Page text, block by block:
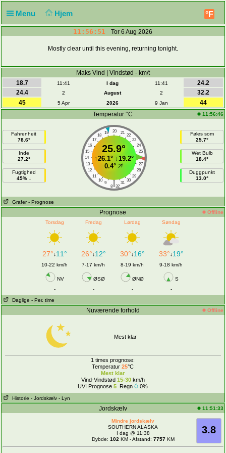
Menu Hjem °F
11:56:51 Tor 6 Aug 2026
Mostly clear until this evening, returning tonight.
Maks Vind | Vindstød - km/t
18.7
11:41 I dag 11:41
24.2
24.4
2 August 2
32.2
45
5 Apr 2026 9 Jan
44
Temperatur °C
11:56:46
Fahrenheit
78.6°
Inde
27.2°
Fugtighed
45% ↓
20
19 21
18
22
17
23
16
24
15
25
14
26
13
27
12
28
11
29
10
30
9 31
|
8 32
25.9°
↑26.1°↓19.2°
0.4°
Føles som
25.7°
Wet Bulb
18.4°
Duggpunkt
13.0°
Grafer - Prognose
Prognose
Offline
Torsdag
Fredag Lørdag Søndag
27°↓11° 26°↓12° 30°↓16° 33°↓19°
10-22 km/h 7-17 km/h 8-19 km/h 9-18 km/h
NV ØSØ ØNØ
S
-
- -
-
Daglige - Per. time
Nuværende forhold Offline
Mest klar
1 times prognose:
Temperatur25°C
Mest klar
Vind-Vindstød 15-30km/h
UVI Prognose5 Regn 0%
Historie - Jordskælv - Lyn
Jordskælv 11:51:33
3.8
Mindre jordskælv
SOUTHERN ALASKA
I dag @ 11:38
Dybde: 102 KM - Afstand: 7757KM